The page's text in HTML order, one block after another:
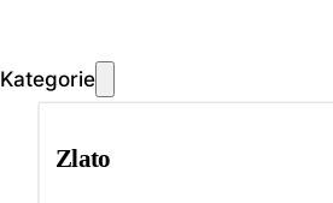
Kategorie
Zlato